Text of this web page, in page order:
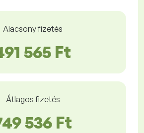
Alacsony fizetés
565 Ft
Átlagos fizetés
536 Ft